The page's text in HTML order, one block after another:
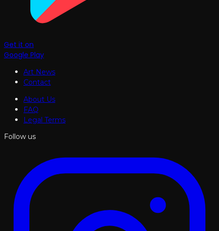
Get it on
Google Play
Art News
Contact
About Us
FAQ
Legal Terms
Follow us